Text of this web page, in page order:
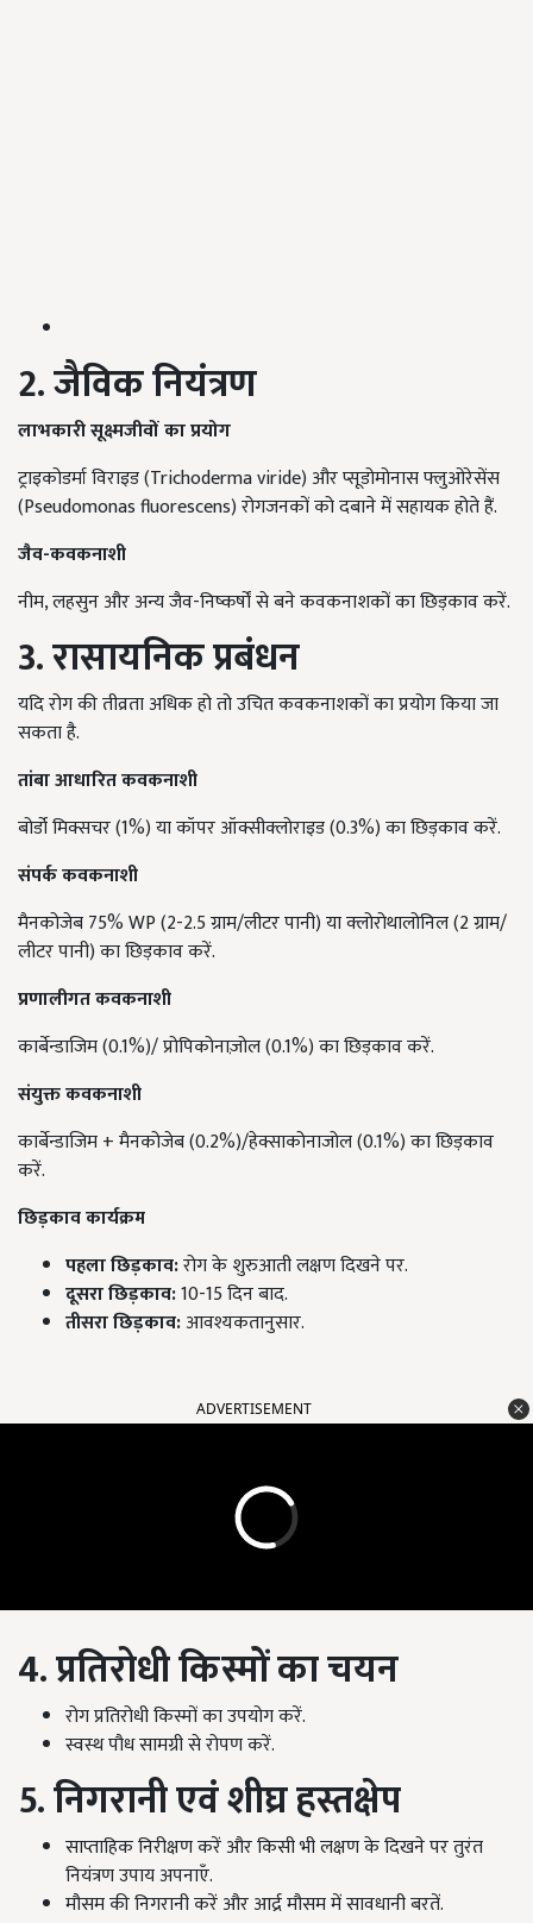
2. जैविक नियंत्रण
लाभकारी सूक्ष्मजीवों का प्रयोग
ट्राइकोडर्मा विराइड (Trichoderma viride) और प्सूडोमोनास फ्लुओरेसेंस
(Pseudomonas fluorescens) रोगजनकों को दबाने में सहायक होते हैं.
जैव-कवकनाशी
नीम, लहसुन और अन्य जैव-निष्कर्षों से बने कवकनाशकों का छिड़काव करें.
3. रासायनिक प्रबंधन
यदि रोग की तीव्रता अधिक हो तो उचित कवकनाशकों का प्रयोग किया जा
सकता है.
तांबा आधारित कवकनाशी
बोर्डो मिक्सचर (1%) या कॉपर ऑक्सीक्लोराइड (0.3%) का छिड़काव करें.
संपर्क कवकनाशी
मैनकोजेब 75% WP (2-2.5 ग्राम/लीटर पानी) या क्लोरोथालोनिल (2 ग्राम/
लीटर पानी) का छिड़काव करें.
प्रणालीगत कवकनाशी
कार्बेन्डाजिम (0.1%)/ प्रोपिकोनाज़ोल (0.1%) का छिड़काव करें.
संयुक्त कवकनाशी
कार्बेन्डाजिम + मैनकोजेब (0.2%)/हेक्साकोनाजोल (0.1%) का छिड़काव
करें.
छिड़काव कार्यक्रम
पहला छिड़काव:रोग के शुरुआती लक्षण दिखने पर.
दूसरा छिड़काव:10-15 दिन बाद.
तीसरा छिड़काव:आवश्यकतानुसार.
ADVERTISEMENT
4. प्रतिरोधी किस्मों का चयन
रोग प्रतिरोधी किस्मों का उपयोग करें.
स्वस्थ पौध सामग्री से रोपण करें.
5. निगरानी एवं शीघ्र हस्तक्षेप
साप्ताहिक निरीक्षण करें और किसी भी लक्षण के दिखने पर तुरंत
नियंत्रण उपाय अपनाएँ.
मौसम की निगरानी करें और आर्द्र मौसम में सावधानी बरतें.